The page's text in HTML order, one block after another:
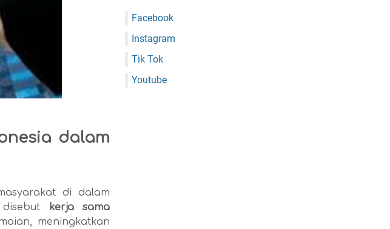
dalam
di dalam
kerja sama
meningkatkan
Facebook
Instagram
Tik Tok
Youtube